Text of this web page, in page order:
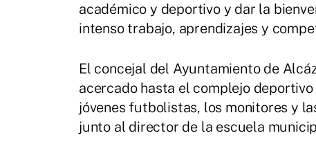
académico y deportivo y dar la
intenso trabajo, aprendizajes y
El concejal del Ayuntamiento de
acercado hasta el complejo
jóvenes futbolistas, los monitores y
junto al director de la escuela